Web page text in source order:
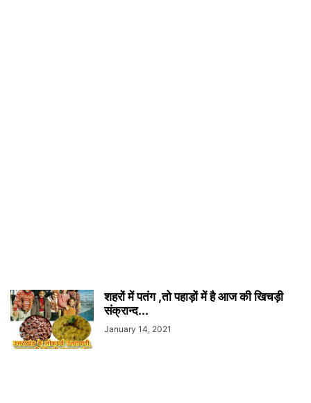
शहरों में पतंग ,तो पहाड़ों में है आज की खिचड़ी
संक्रान्द...
January 14, 2021